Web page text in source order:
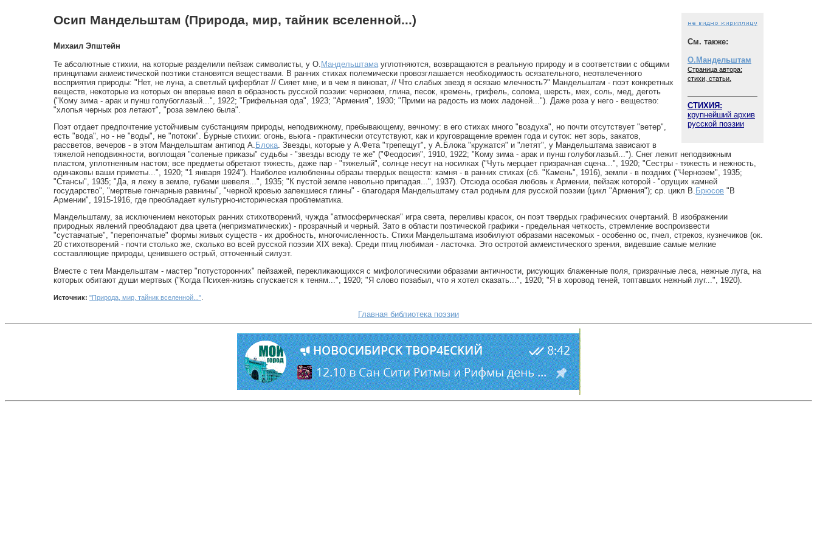
См. также:
О.Мандельштам
Страница автора:
стихи, статьи.
СТИХИЯ:
крупнейший архив
русской поэзии
Осип Мандельштам (Природа, мир, тайник вселенной...)
Михаил Эпштейн
Те абсолютные стихии, на которые разделили пейзаж символисты, у О. Мандельштама уплотняются, возвращаются в реальную природу и в соответствии с общими
принципами акмеистической поэтики становятся веществами. В ранних стихах полемически провозглашается необходимость осязательного, неотвлеченного
восприятия природы: "Нет, не луна, а светлый циферблат // Сияет мне, и в чем я виноват, // Что слабых звезд я осязаю млечность?" Мандельштам - поэт конкретных
веществ, некоторые из которых он впервые ввел в образность русской поэзии: чернозем, глина, песок, кремень, грифель, солома, шерсть, мех, соль, мед, деготь
("Кому зима - арак и пунш голубоглазый...", 1922; "Грифельная ода", 1923; "Армения", 1930; "Прими на радость из моих ладоней..."). Даже роза у него - вещество:
"хлопья черных роз летают", "роза землею была".
Поэт отдает предпочтение устойчивым субстанциям природы, неподвижному, пребывающему, вечному: в его стихах много "воздуха", но почти отсутствует "ветер",
есть "вода", но - не "воды", не "потоки". Бурные стихии: огонь, вьюга - практически отсутствуют, как и круговращение времен года и суток: нет зорь, закатов,
рассветов, вечеров - в этом Мандельштам антипод А. Блока . Звезды, которые у А.Фета "трепещут", у А.Блока "кружатся" и "летят", у Мандельштама зависают в
тяжелой неподвижности, воплощая "соленые приказы" судьбы - "звезды всюду те же" ("Феодосия", 1910, 1922; "Кому зима - арак и пунш голубоглазый..."). Снег лежит неподвижным
пластом, уплотненным настом; все предметы обретают тяжесть, даже пар - "тяжелый", солнце несут на носилках ("Чуть мерцает призрачная сцена...", 1920; "Сестры - тяжесть и нежность,
одинаковы ваши приметы...", 1920; "1 января 1924"). Наиболее излюбленны образы твердых веществ: камня - в ранних стихах (сб. "Камень", 1916), земли - в поздних ("Чернозем", 1935;
"Стансы", 1935; "Да, я лежу в земле, губами шевеля...", 1935; "К пустой земле невольно припадая...", 1937). Отсюда особая любовь к Армении, пейзаж которой - "орущих камней
государство", "мертвые гончарные равнины", "черной кровью запекшиеся глины" - благодаря Мандельштаму стал родным для русской поэзии (цикл "Армения"); ср. цикл В. Брюсов "В
Армении", 1915-1916, где преобладает культурно-историческая проблематика.
Мандельштаму, за исключением некоторых ранних стихотворений, чужда "атмосферическая" игра света, переливы красок, он поэт твердых графических очертаний. В изображении
природных явлений преобладают два цвета (непризматических) - прозрачный и черный. Зато в области поэтической графики - предельная четкость, стремление воспроизвести
"суставчатые", "перепончатые" формы живых существ - их дробность, многочисленность. Стихи Мандельштама изобилуют образами насекомых - особенно ос, пчел, стрекоз, кузнечиков (ок.
20 стихотворений - почти столько же, сколько во всей русской поэзии XIX века). Среди птиц любимая - ласточка. Это остротой акмеистического зрения, видевшие самые мелкие
составляющие природы, ценившего острый, отточенный силуэт.
Вместе с тем Мандельштам - мастер "потусторонних" пейзажей, перекликающихся с мифологическими образами античности, рисующих блаженные поля, призрачные леса, нежные луга, на
которых обитают души мертвых ("Когда Психея-жизнь спускается к теням...", 1920; "Я слово позабыл, что я хотел сказать...", 1920; "Я в хоровод теней, топтавших нежный луг...", 1920).
Источник: "Природа, мир, тайник вселенной..."
Главная библиотека поэзии